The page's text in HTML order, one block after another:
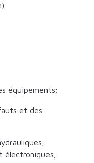
équipements;
et des
électroniques;